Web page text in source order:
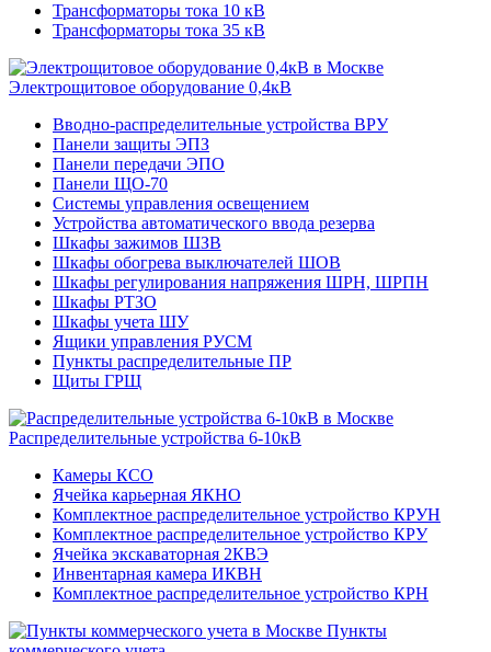
Трансформаторы тока 10 кВ
Трансформаторы тока 35 кВ
Электрощитовое оборудование 0,4кВ
Вводно-распределительные устройства ВРУ
Панели защиты ЭПЗ
Панели передачи ЭПО
Панели ЩО-70
Системы управления освещением
Устройства автоматического ввода резерва
Шкафы зажимов ШЗВ
Шкафы обогрева выключателей ШОВ
Шкафы регулирования напряжения ШРН, ШРПН
Шкафы РТЗО
Шкафы учета ШУ
Ящики управления РУСМ
Пункты распределительные ПР
Щиты ГРЩ
Распределительные устройства 6-10кВ
Камеры КСО
Ячейка карьерная ЯКНО
Комплектное распределительное устройство КРУН
Комплектное распределительное устройство КРУ
Ячейка экскаваторная 2КВЭ
Инвентарная камера ИКВН
Комплектное распределительное устройство КРН
Пункты